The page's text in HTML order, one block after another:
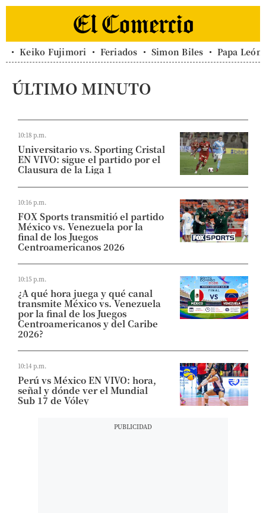
Keiko Fujimori Feriados Simon Biles Papa León
ÚLTIMO MINUTO
10:18 p.m.
Universitario vs. Sporting Cristal
EN VIVO: sigue el partido por el
Clausura de la Liga 1
10:16 p.m.
FOX Sports transmitió el partido
México vs. Venezuela por la
final de los Juegos
Centroamericanos 2026
10:15 p.m.
¿A qué hora juega y qué canal
transmite México vs. Venezuela
por la final de los Juegos
Centroamericanos y del Caribe
2026?
10:14 p.m.
Perú vs México EN VIVO: hora,
señal y dónde ver el Mundial
Sub 17 de Vóley